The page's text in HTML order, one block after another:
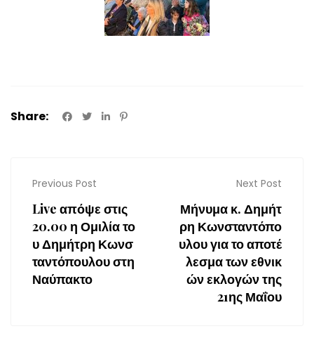
Share:
Previous Post
Live απόψε στις
20.00 η Ομιλία το
υ Δημήτρη Κωνσ
ταντόπουλου στη
Ναύπακτο
Next Post
Μήνυμα κ. Δημήτ
ρη Κωνσταντόπο
υλου για το αποτέ
λεσμα των εθνικ
ών εκλογών της
21ης Μαΐου